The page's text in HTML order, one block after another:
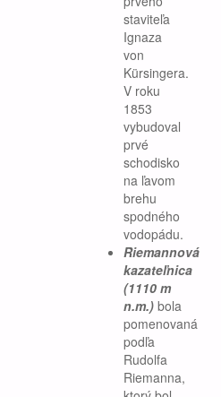
staviteľa
Ignaza
von
Kürsingera.
V roku
1853
vybudoval
prvé
schodisko
na ľavom
brehu
spodného
vodopádu.
Riemannová
kazateľnica
(1110 m
n.m.) bola
pomenovaná
podľa
Rudolfa
Riemanna,